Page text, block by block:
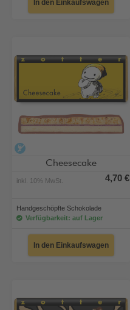
In den Einkaufswagen
Cheesecake
inkl. 10% MwSt. 4,70 €
Handgeschöpfte Schokolade
Verfügbarkeit: auf Lager
In den Einkaufswagen